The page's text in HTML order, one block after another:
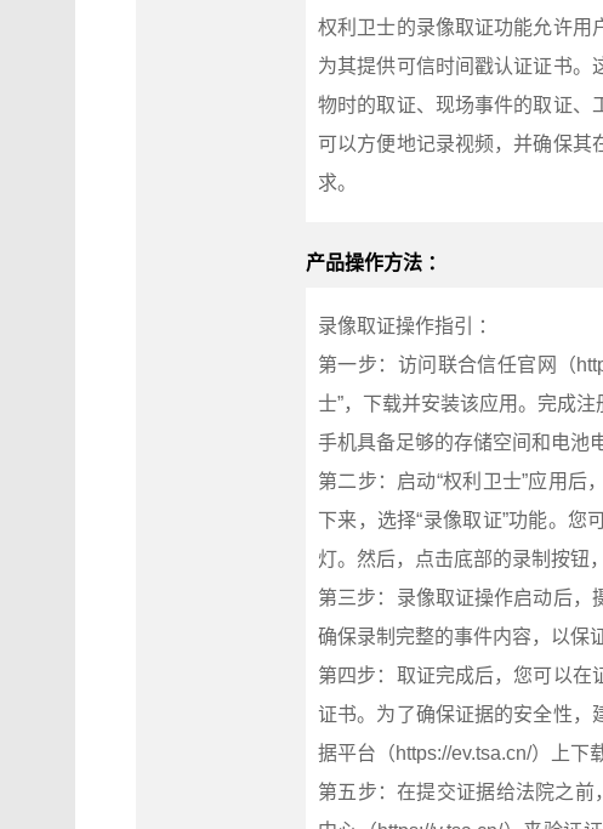
权利卫士的录像取证功能允许用
为其提供可信时间戳认证证书。
物时的取证、现场事件的取证、
可以方便地记录视频，并确保其
求。
产品操作方法 ：
录像取证操作指引 ：
第一步：访问联合信任官网（
士”，下载并安装该应用。完成
手机具备足够的存储空间和电池
第二步：启动“权利卫士”应用
下来，选择“录像取证”功能。
灯。然后，点击底部的录制按钮
第三步：录像取证操作启动后，
确保录制完整的事件内容，以保
第四步：取证完成后，您可以在
证书。为了确保证据的安全性，
据平台（https://ev.tsa.cn/）上下
第五步：在提交证据给法院之前